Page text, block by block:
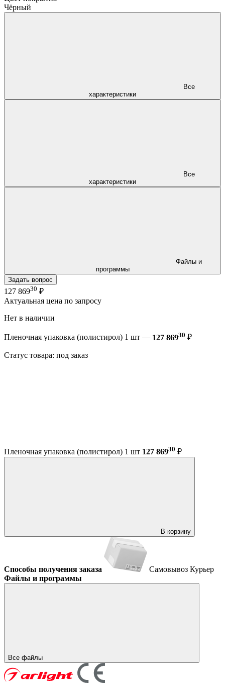
Чёрный
характеристики
характеристики
программы
Задать вопрос
127 86930 ₽
Актуальная цена по запросу
Нет в наличии
Пленочная упаковка (полистирол) 1 шт — 127 86930 ₽
Статус товара: под заказ
Пленочная упаковка (полистирол) 1 шт 127 86930 ₽
В корзину
Способы получения заказа Самовывоз Курьер
Файлы и программы
Все файлы